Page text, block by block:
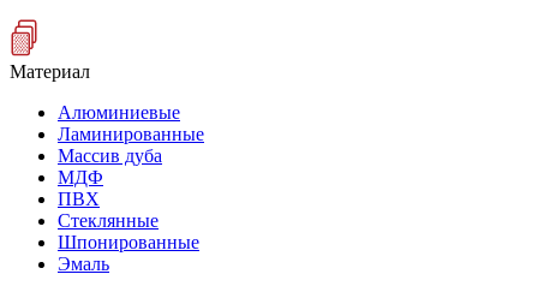
Материал
Алюминиевые
Ламинированные
Массив дуба
МДФ
ПВХ
Стеклянные
Шпонированные
Эмаль